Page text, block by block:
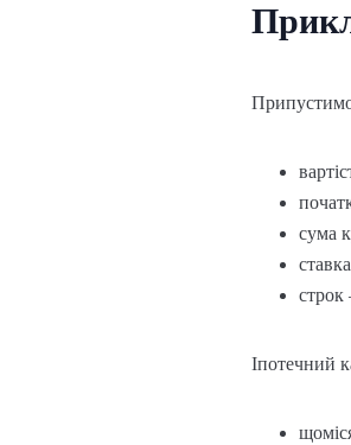
сума
строк
Іпотечний